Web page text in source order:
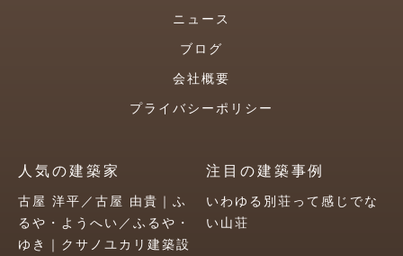
ニュース
ブログ
会社概要
プライバシーポリシー
人気の建築家
古屋 洋平／古屋 由貴｜ふ
るや・ようへい／ふるや・
ゆき｜クサノユカリ建築設
注目の建築事例
いわゆる別荘って感じでな
い山荘